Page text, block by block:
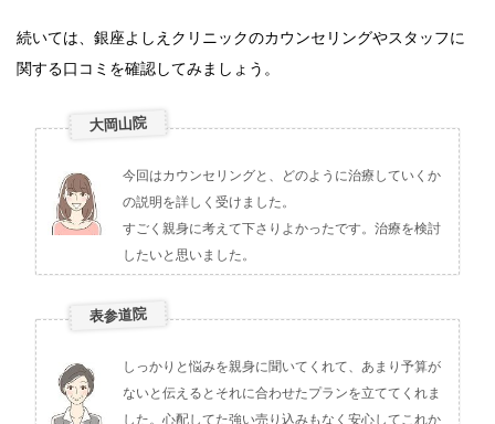
続いては、銀座よしえクリニックのカウンセリングやスタッフに
関する口コミを確認してみましょう。
大岡山院
今回はカウンセリングと、どのように治療していくか
の説明を詳しく受けました。
すごく親身に考えて下さりよかったです。治療を検討
したいと思いました。
表参道院
しっかりと悩みを親身に聞いてくれて、あまり予算が
ないと伝えるとそれに合わせたプランを立ててくれま
した。心配してた強い売り込みもなく安心してこれか